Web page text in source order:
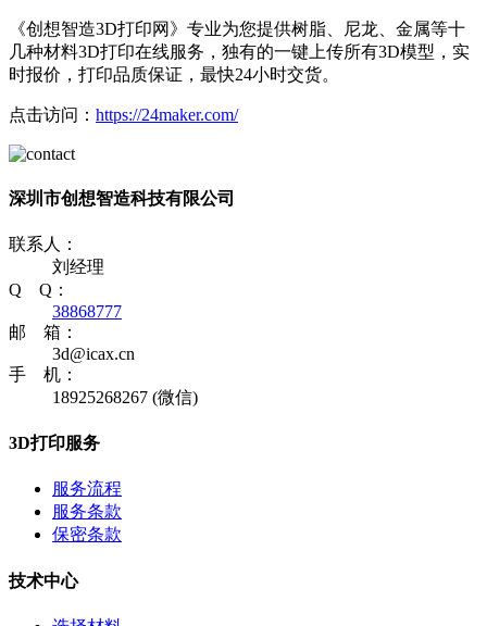
《创想智造3D打印网》专业为您提供树脂、尼龙、金属等十
几种材料3D打印在线服务，独有的一键上传所有3D模型，实
时报价，打印品质保证，最快24小时交货。
点击访问： https://24maker.com/
深圳市创想智造科技有限公司
联系人：
刘经理
Q Q：
38868777
邮 箱：
3d@icax.cn
手 机：
18925268267 (微信)
3D打印服务
服务流程
服务条款
保密条款
技术中心